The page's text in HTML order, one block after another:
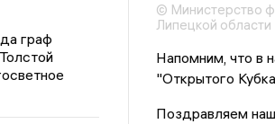
граф
© Министерство
Липецкой области
Напомним, что в
"Открытого
Поздравляем